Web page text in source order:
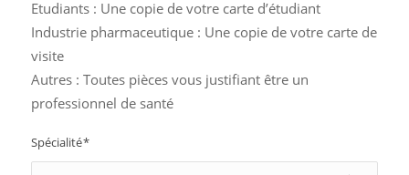
Etudiants : Une copie de votre carte d’étudiant
Industrie pharmaceutique : Une copie de votre carte de
visite
Autres : Toutes pièces vous justifiant être un
professionnel de santé
Spécialité*